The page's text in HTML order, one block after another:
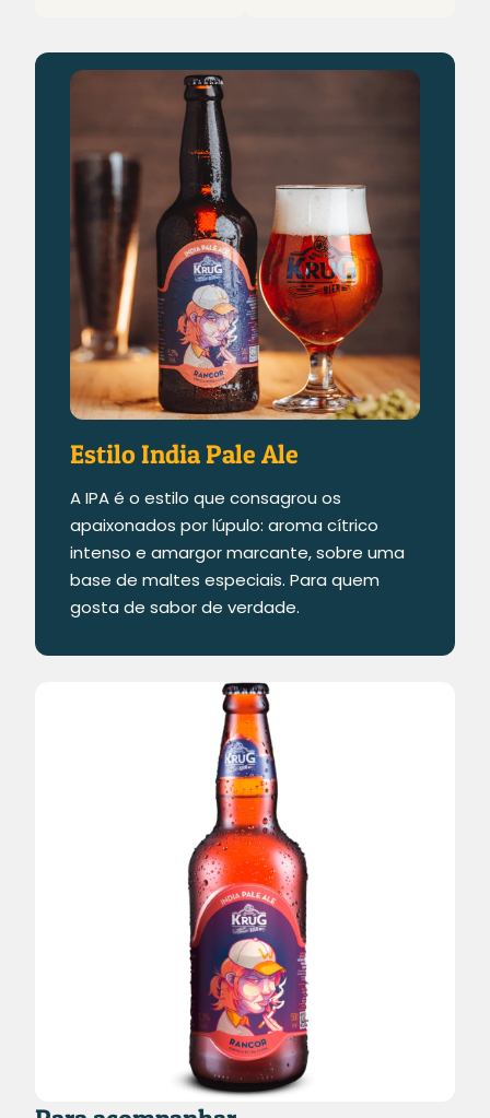
Estilo India Pale Ale
A IPA é o estilo que consagrou os
apaixonados por lúpulo: aroma cítrico
intenso e amargor marcante, sobre uma
base de maltes especiais. Para quem
gosta de sabor de verdade.